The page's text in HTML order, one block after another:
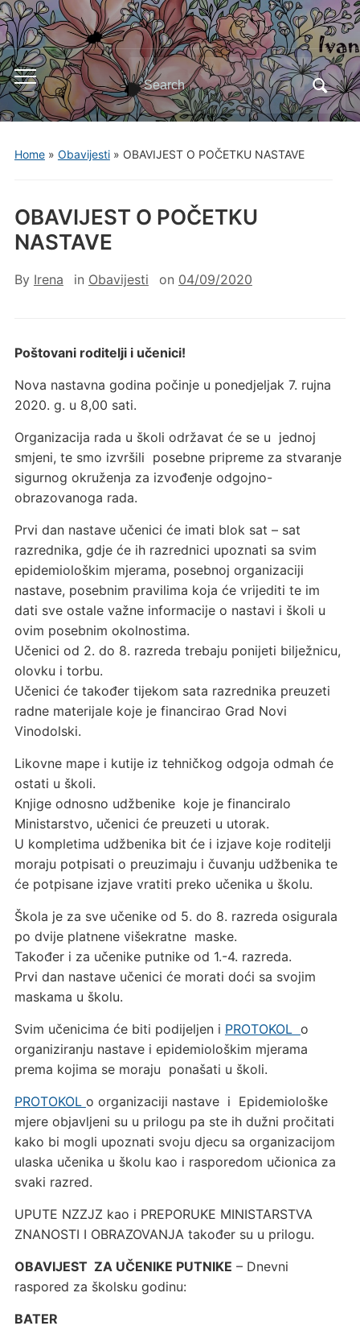
Toggle
mobile
menu
Search
for:
Home» Obavijesti» OBAVIJEST O POČETKU NASTAVE
OBAVIJEST O POČETKU
NASTAVE
By Irena in Obavijesti on 04/09/2020
Poštovani roditelji i učenici!
Nova nastavna godina počinje u ponedjeljak 7. rujna
2020. g. u 8,00 sati.
Organizacija rada u školi održavat će se u jednoj
smjeni, te smo izvršili posebne pripreme za stvaranje
sigurnog okruženja za izvođenje odgojno-
obrazovanoga rada.
Prvi dan nastave učenici će imati blok sat – sat
razrednika, gdje će ih razrednici upoznati sa svim
epidemiološkim mjerama, posebnoj organizaciji
nastave, posebnim pravilima koja će vrijediti te im
dati sve ostale važne informacije o nastavi i školi u
ovim posebnim okolnostima.
Učenici od 2. do 8. razreda trebaju ponijeti bilježnicu,
olovku i torbu.
Učenici će također tijekom sata razrednika preuzeti
radne materijale koje je financirao Grad Novi
Vinodolski.
Likovne mape i kutije iz tehničkog odgoja odmah će
ostati u školi.
Knjige odnosno udžbenike koje je financiralo
Ministarstvo, učenici će preuzeti u utorak.
U kompletima udžbenika bit će i izjave koje roditelji
moraju potpisati o preuzimaju i čuvanju udžbenika te
će potpisane izjave vratiti preko učenika u školu.
Škola je za sve učenike od 5. do 8. razreda osigurala
po dvije platnene višekratne maske.
Također i za učenike putnike od 1.-4. razreda.
Prvi dan nastave učenici će morati doći sa svojim
maskama u školu.
Svim učenicima će biti podijeljen i PROTOKOL o
organiziranju nastave i epidemiološkim mjerama
prema kojima se moraju ponašati u školi.
PROTOKOL o organizaciji nastave i Epidemiološke
mjere objavljeni su u prilogu pa ste ih dužni pročitati
kako bi mogli upoznati svoju djecu sa organizacijom
ulaska učenika u školu kao i rasporedom učionica za
svaki razred.
UPUTE NZZJZ kao i PREPORUKE MINISTARSTVA
ZNANOSTI I OBRAZOVANJA također su u prilogu.
OBAVIJEST ZA UČENIKE PUTNIKE – Dnevni
raspored za školsku godinu:
BATER